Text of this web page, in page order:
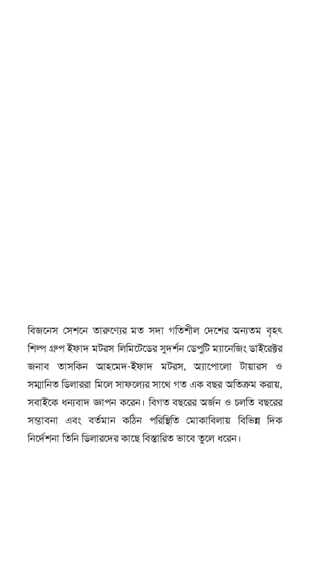
বিজনেস সেশনে তারুণ্যের মত সদা গতিশীল দেশের অন্যতম বৃহৎ
শিল্প গ্রুপ ইফাদ মটরস লিমিটেডের সুদর্শন ডেপুটি ম্যানেজিং ডাইরেক্টর
জনাব তাসকিন আহমেদ-ইফাদ মটরস, অ্যাপোলো টায়ারস ও
সম্মানিত ডিলাররা মিলে সাফল্যের সাথে গত এক বছর অতিক্রম করায়,
সবাইকে ধন্যবাদ জ্ঞাপন করেন। বিগত বছরের অর্জন ও চলতি বছরের
সম্ভাবনা এবং বর্তমান কঠিন পরিস্থিতি মোকাবিলায় বিভিন্ন দিক
নির্দেশনা তিনি ডিলারদের কাছে বিস্তারিত ভাবে তুলে ধরেন।